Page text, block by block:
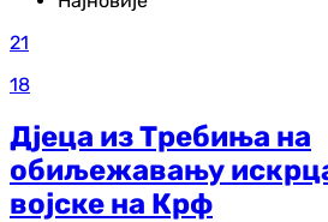
21
18
Дјеца из Требиња на
обиљежавању
војске на Крф